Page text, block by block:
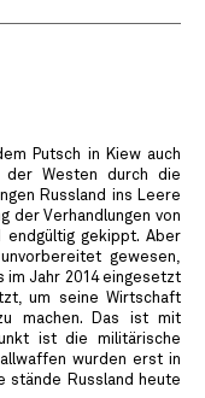
Putsch in Kiew auch
der Westen durch die
Russland ins Leere
der Verhandlungen von
endgültig gekippt. Aber
gewesen,
Jahr 2014 eingesetzt
um seine Wirtschaft
machen. Das ist mit
ist die militärische
wurden erst in
stände Russland heute